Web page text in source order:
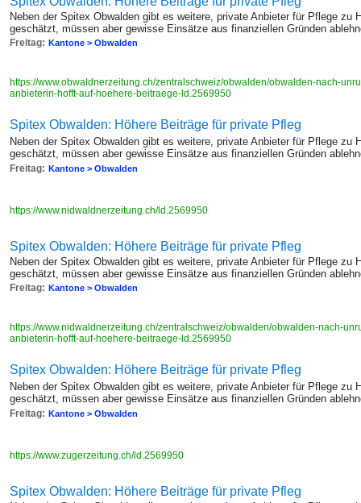
Neben der Spitex Obwalden gibt es weitere, private Anbieter für Pflege zu
geschätzt, müssen aber gewisse Einsätze aus finanziellen Gründen
Freitag: Kantone > Obwalden
https://www.obwaldnerzeitung.ch/zentralschweiz/obwalden/obwalden-nach-
anbieterin-hofft-auf-hoehere-beitraege-ld.2569950
Spitex Obwalden: Höhere Beiträge für private Pfleg
Neben der Spitex Obwalden gibt es weitere, private Anbieter für Pflege zu
geschätzt, müssen aber gewisse Einsätze aus finanziellen Gründen
Freitag: Kantone > Obwalden
https://www.nidwaldnerzeitung.ch/ld.2569950
Spitex Obwalden: Höhere Beiträge für private Pfleg
Neben der Spitex Obwalden gibt es weitere, private Anbieter für Pflege zu
geschätzt, müssen aber gewisse Einsätze aus finanziellen Gründen
Freitag: Kantone > Obwalden
https://www.nidwaldnerzeitung.ch/zentralschweiz/obwalden/obwalden-nach-
anbieterin-hofft-auf-hoehere-beitraege-ld.2569950
Spitex Obwalden: Höhere Beiträge für private Pfleg
Neben der Spitex Obwalden gibt es weitere, private Anbieter für Pflege zu
geschätzt, müssen aber gewisse Einsätze aus finanziellen Gründen
Freitag: Kantone > Obwalden
https://www.zugerzeitung.ch/ld.2569950
Spitex Obwalden: Höhere Beiträge für private Pfleg